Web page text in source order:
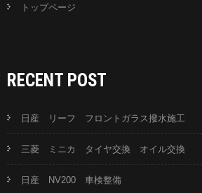
トップページ
RECENT POST
日産 リーフ フロントガラス撥水施工
三菱 ミニカ タイヤ交換 オイル交換
日産 NV200 車検整備